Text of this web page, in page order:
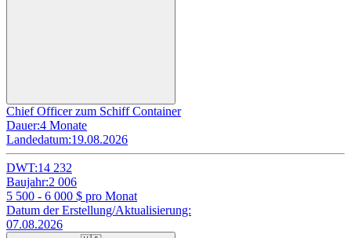
Chief Officer zum Schiff Container
Dauer:4 Monate
Landedatum:19.08.2026
DWT:14 232
Baujahr:2 006
5 500 - 6 000 $ pro Monat
Datum der Erstellung/Aktualisierung:
07.08.2026